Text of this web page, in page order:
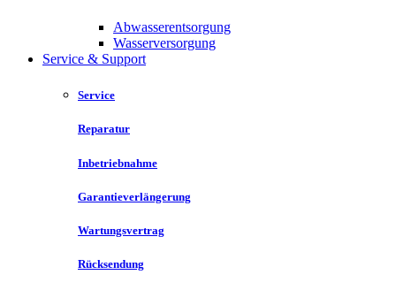
Abwasserentsorgung
Wasserversorgung
Service & Support
Service
Reparatur
Inbetriebnahme
Garantieverlängerung
Wartungsvertrag
Rücksendung